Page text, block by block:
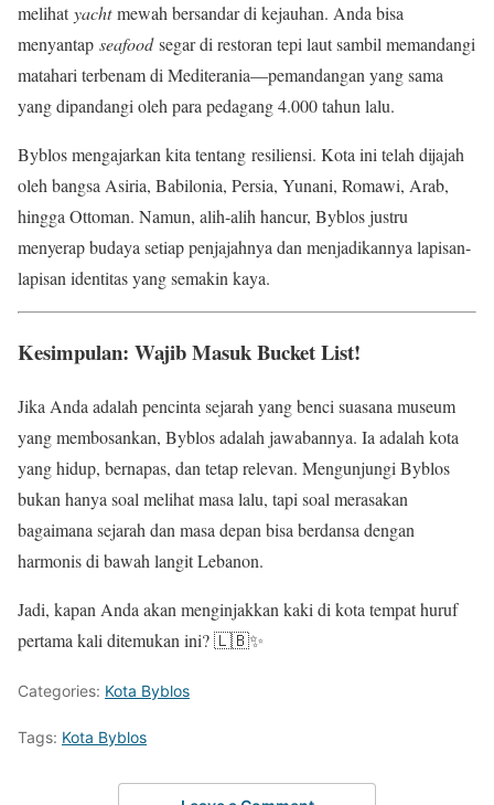
melihatyachtmewah bersandar di kejauhan. Anda bisa
menyantap seafoodsegar di restoran tepi laut sambil memandangi
matahari terbenam di Mediterania—pemandangan yang sama
yang dipandangi oleh para pedagang 4.000 tahun lalu.
Byblos mengajarkan kita tentang resiliensi. Kota ini telah dijajah
oleh bangsa Asiria, Babilonia, Persia, Yunani, Romawi, Arab,
hingga Ottoman. Namun, alih-alih hancur, Byblos justru
menyerap budaya setiap penjajahnya dan menjadikannya lapisan-
lapisan identitas yang semakin kaya.
Kesimpulan: Wajib Masuk Bucket List!
Jika Anda adalah pencinta sejarah yang benci suasana museum
yang membosankan, Byblos adalah jawabannya. Ia adalah kota
yang hidup, bernapas, dan tetap relevan. Mengunjungi Byblos
bukan hanya soal melihat masa lalu, tapi soal merasakan
bagaimana sejarah dan masa depan bisa berdansa dengan
harmonis di bawah langit Lebanon.
Jadi, kapan Anda akan menginjakkan kaki di kota tempat huruf
pertama kali ditemukan ini? 🇱🇧✨
Categories: Kota Byblos
Tags: Kota Byblos